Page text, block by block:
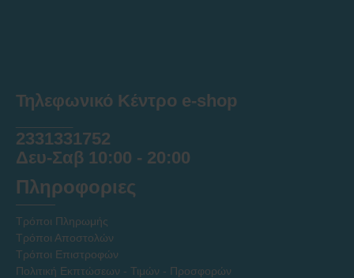
Τηλεφωνικό Κέντρο e-shop
2331331752
Δευ-Σαβ 10:00 - 20:00
Πληροφοριες
Τρόποι Πληρωμής
Τρόποι Αποστολών
Τρόποι Επιστροφών
Πολιτική Εκπτώσεων - Τιμών - Προσφορών